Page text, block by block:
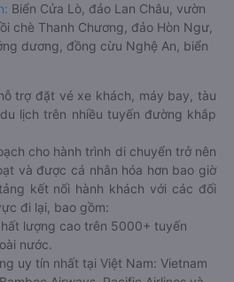
Biển Cửa Lò, đảo Lan Châu, vườn
chè Thanh Chương, đảo Hòn Ngư,
dương, đồng cừu Nghệ An, biển
trợ đặt vé xe khách, máy bay, tàu
lịch trên nhiều tuyến đường khắp
cho hành trình di chuyển trở nên
và được cá nhân hóa hơn bao giờ
kết nối hành khách với các đối
đi lại, bao gồm:
lượng cao trên 5000+ tuyến
nước.
uy tín nhất tại Việt Nam: Vietnam